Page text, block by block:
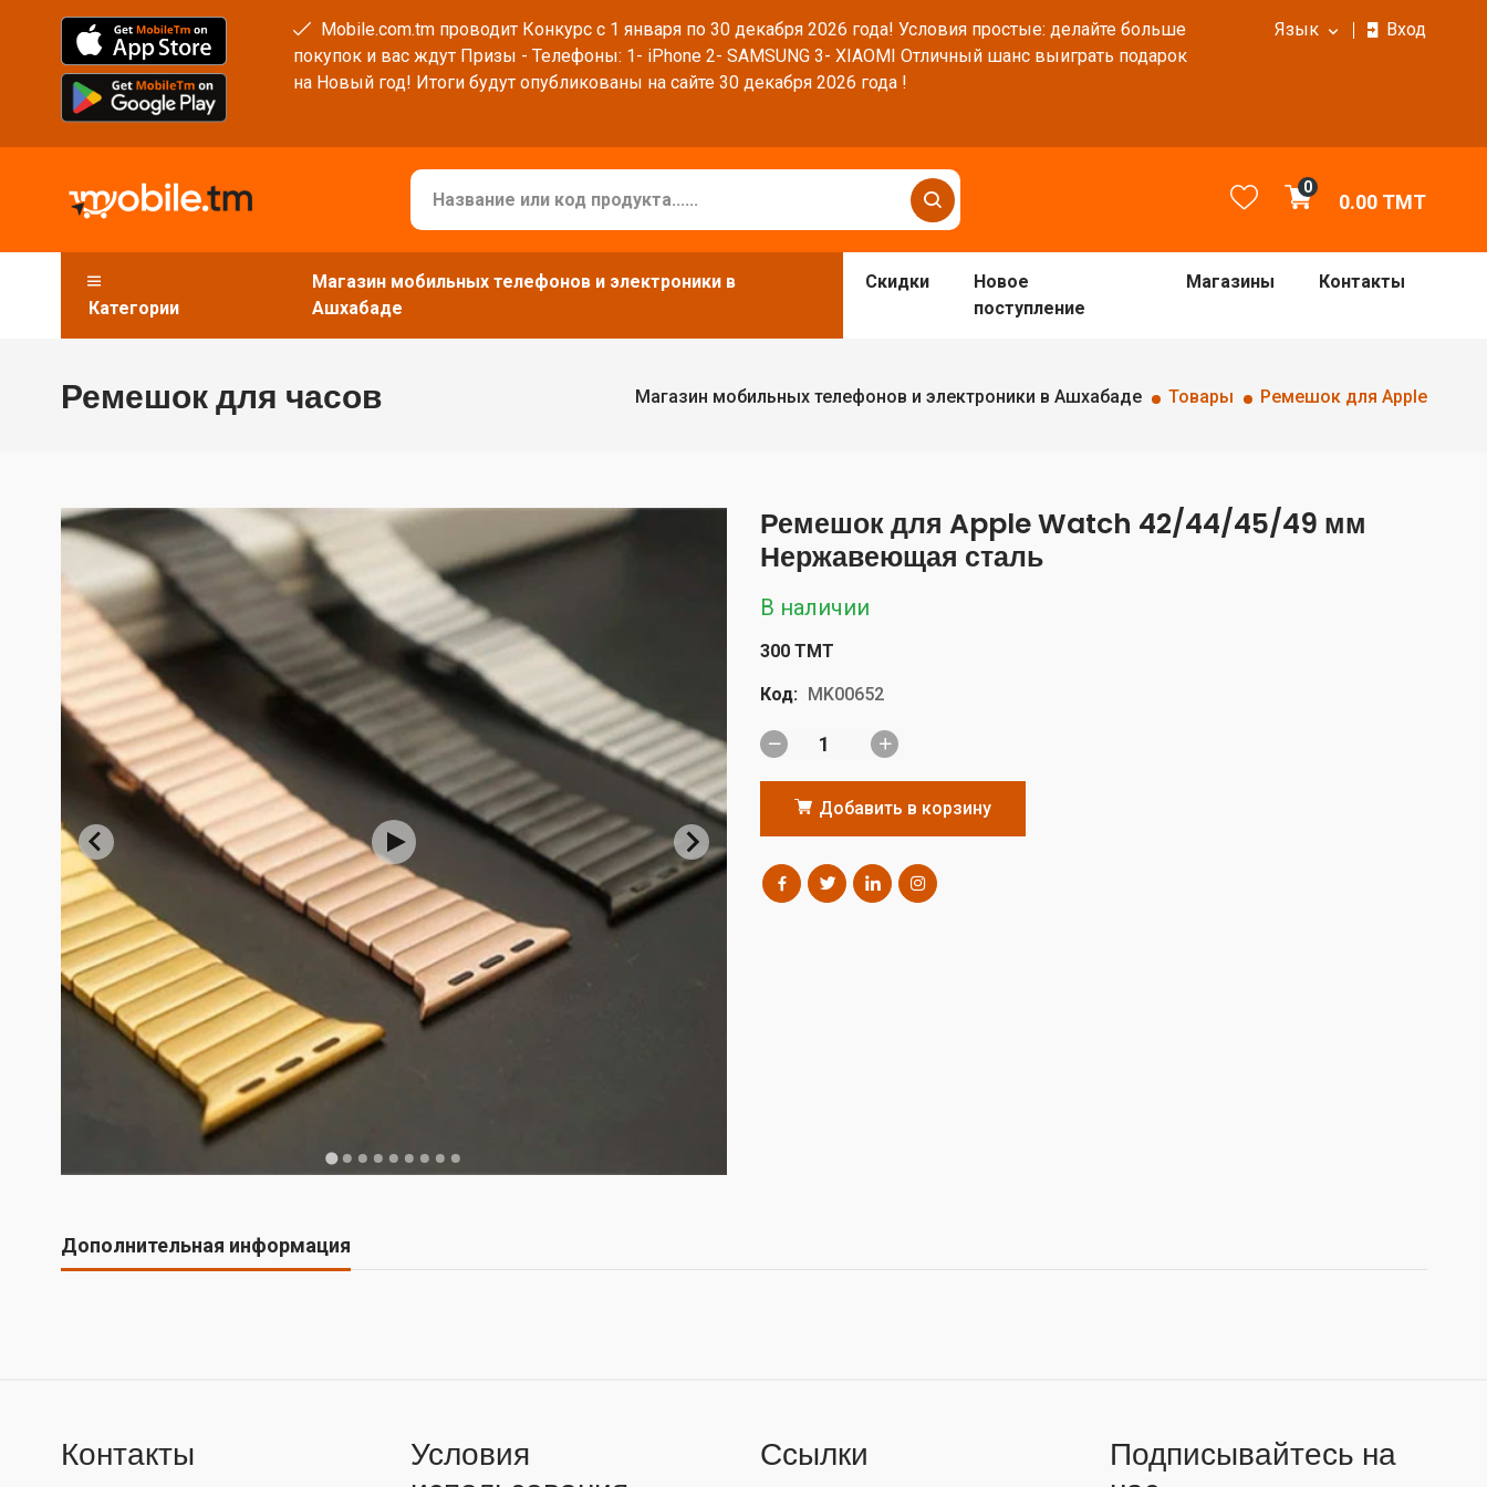
Mobile.com.tm проводит Конкурс с 1 января по 30 декабря 2026 года! Условия простые: делайте больше
покупок и вас ждут Призы - Телефоны: 1- iPhone 2- SAMSUNG 3- XIAOMI Отличный шанс выиграть подарок
на Новый год! Итоги будут опубликованы на сайте 30 декабря 2026 года !
Язык Вход
0
0.00 TMT
Категории
Магазин мобильных телефонов и электроники в
Ашхабаде
Скидки
Новое
поступление
Магазины Контакты
Ремешок для часов Магазин мобильных телефонов и электроники в Ашхабаде Товары Ремешок для Apple
Ремешок для Apple Watch 42/44/45/49 мм
Нержавеющая сталь
В наличии
300 TMT
Код: MK00652
Добавить в корзину
Дополнительная информация
Контакты
Условия
Ссылки
Подписывайтесь на